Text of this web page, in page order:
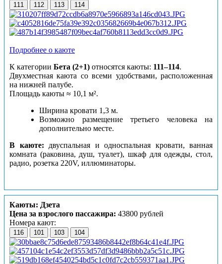
111 112 113 114
Подробнее о каюте
К категории Бета (2+1) относятся каюты: 111–114.
Двухместная каюта со всеми удобствами, расположенная
на нижней палубе.
Площадь каюты ≈ 10,1 м².
Ширина кровати 1,3 м.
Возможно размещение третьего человека на
дополнительно месте.
В каюте: двуспальная и односпальная кровати, ванная
комната (раковина, душ, туалет), шкаф для одежды, стол,
радио, розетка 220V, иллюминаторы.
Каюты: Дзета
Цена за взрослого пассажира: 43800 рублей
Номера кают:
116 101 103 104